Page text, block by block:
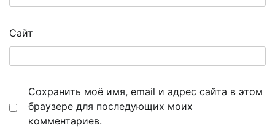
Сайт
Сохранить моё имя, email и адрес сайта в этом
браузере для последующих моих
комментариев.